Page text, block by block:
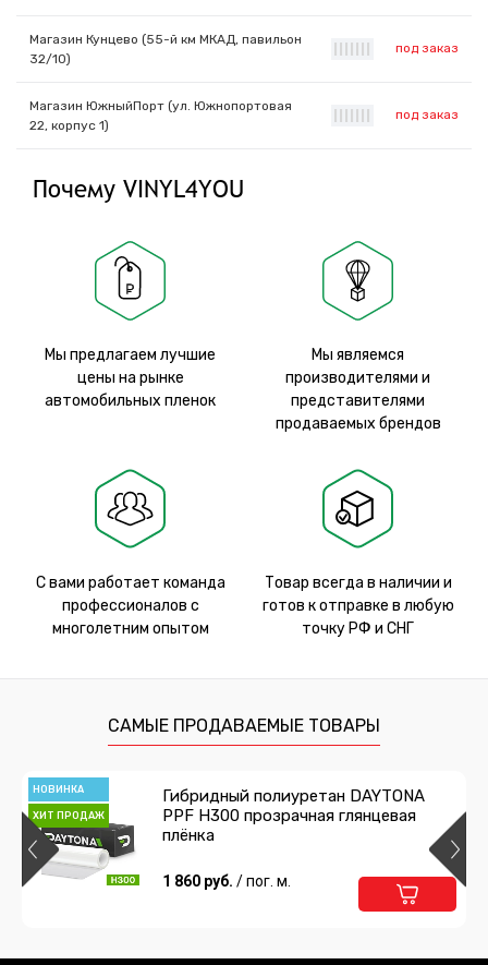
Магазин Кунцево (55-й км МКАД, павильон
32/10)
под заказ
Магазин ЮжныйПорт (ул. Южнопортовая
22, корпус 1)
под заказ
Почему VINYL4YOU
Мы предлагаем лучшие
цены на рынке
автомобильных пленок
Мы являемся
производителями и
представителями
продаваемых брендов
С вами работает команда
профессионалов с
многолетним опытом
Товар всегда в наличии и
готов к отправке в любую
точку РФ и СНГ
САМЫЕ ПРОДАВАЕМЫЕ ТОВАРЫ
НОВИНКА
ХИТ ПРОДАЖ
Гибридный полиуретан DAYTONA
PPF H300 прозрачная глянцевая
плёнка
1 860 руб. / пог. м.